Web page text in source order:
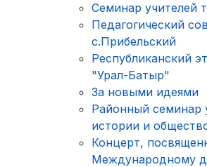
Семинар учителей
Педагогический
с.Прибельский
Республиканский
"Урал-Батыр"
За новыми идеями
Районный семинар
истории и
Концерт,
Международному